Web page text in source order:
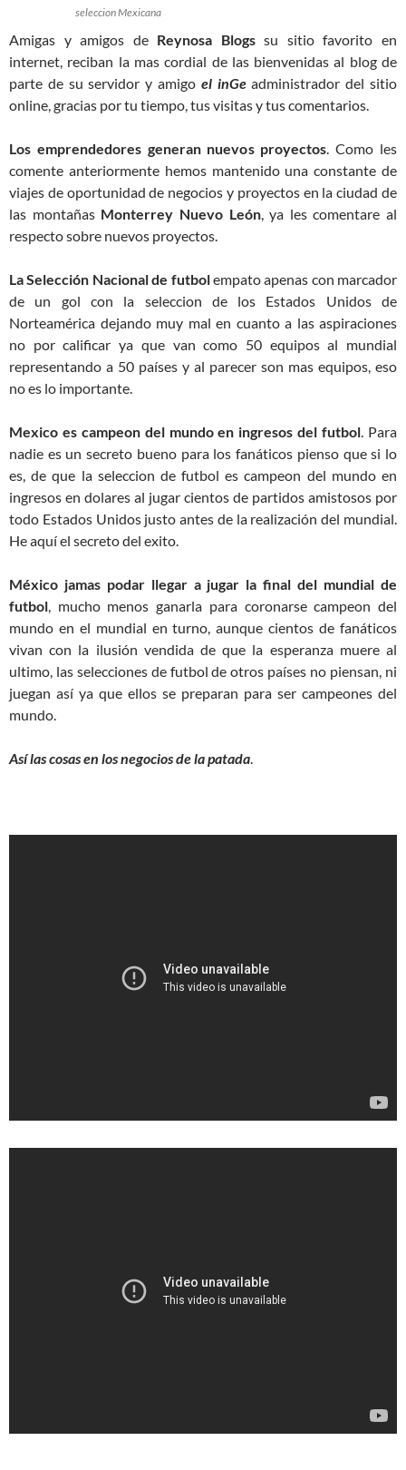
seleccion Mexicana
Amigas y amigos deReynosa Blogssu sitio favorito en
internet, reciban la mas cordial de las bienvenidas al blog de
parte de su servidor y amigo el inGeadministrador del sitio
online, gracias por tu tiempo, tus visitas y tus comentarios.
Los emprendedores generan nuevos proyectos. Como les
comente anteriormente hemos mantenido una constante de
viajes de oportunidad de negocios y proyectos en la ciudad de
las montañas Monterrey Nuevo León, ya les comentare al
respecto sobre nuevos proyectos.
La Selección Nacional de futbolempato apenas con marcador
de un gol con la seleccion de los Estados Unidos de
Norteamérica dejando muy mal en cuanto a las aspiraciones
no por calificar ya que van como 50 equipos al mundial
representando a 50 países y al parecer son mas equipos, eso
no es lo importante.
Mexico es campeon del mundo en ingresos del futbol. Para
nadie es un secreto bueno para los fanáticos pienso que si lo
es, de que la seleccion de futbol es campeon del mundo en
ingresos en dolares al jugar cientos de partidos amistosos por
todo Estados Unidos justo antes de la realización del mundial.
He aquí el secreto del exito.
México jamas podar llegar a jugar la final del mundial de
futbol, mucho menos ganarla para coronarse campeon del
mundo en el mundial en turno, aunque cientos de fanáticos
vivan con la ilusión vendida de que la esperanza muere al
ultimo, las selecciones de futbol de otros países no piensan, ni
juegan así ya que ellos se preparan para ser campeones del
mundo.
Así las cosas en los negocios de la patada.